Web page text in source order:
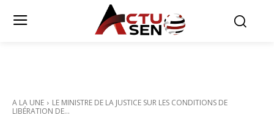
A LA UNE
LE MINISTRE DE LA JUSTICE SUR LES CONDITIONS DE
LIBÉRATION DE...